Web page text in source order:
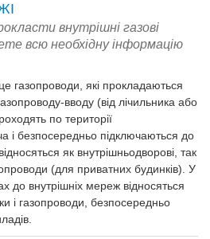
внутрішні газові
всю необхідну інформацію
газопроводи які прокладаються
вводу (від лічильника або
по території
і безпосередньо підключаються до
відносяться як внутрішньодворові так
(для приватних будинків) У
до внутрішніх мереж відносяться
і газопроводи безпосередньо